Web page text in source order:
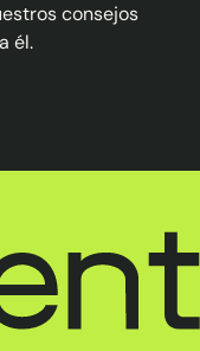
consejos
él.